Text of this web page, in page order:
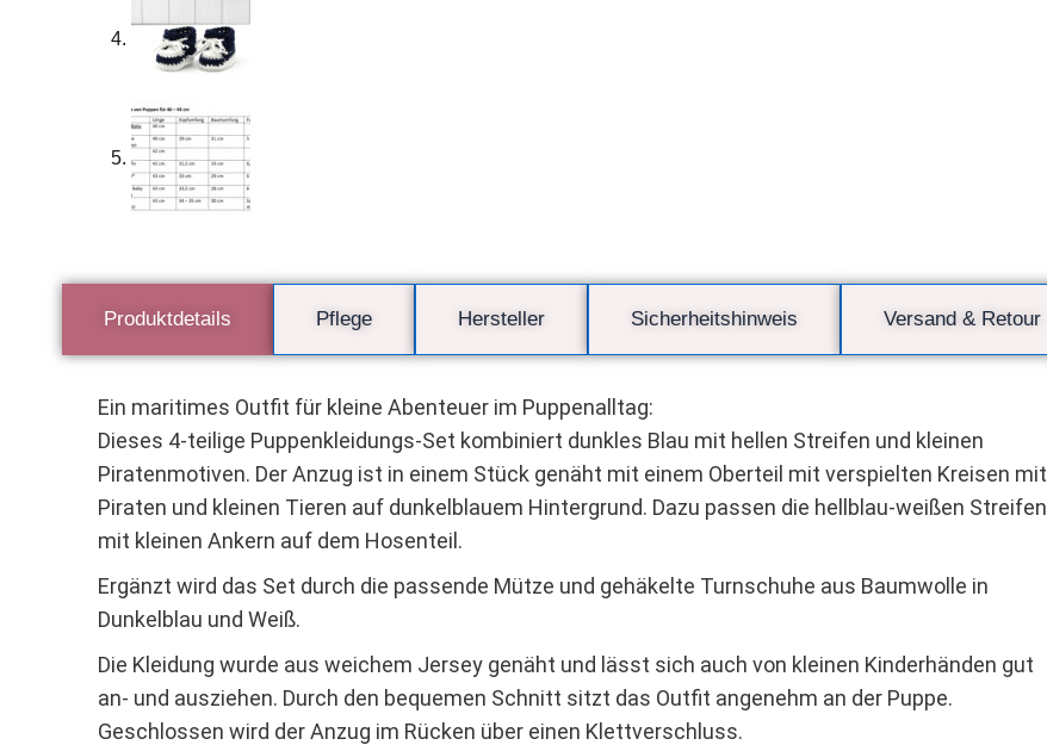
Produktdetails Pflege Hersteller Sicherheitshinweis Versand & Retour
Ein maritimes Outfit für kleine Abenteuer im Puppenalltag:
Dieses 4-teilige Puppenkleidungs-Set kombiniert dunkles Blau mit hellen Streifen und kleinen
Piratenmotiven. Der Anzug ist in einem Stück genäht mit einem Oberteil mit verspielten Kreisen mit
Piraten und kleinen Tieren auf dunkelblauem Hintergrund. Dazu passen die hellblau-weißen Streifen
mit kleinen Ankern auf dem Hosenteil.
Ergänzt wird das Set durch die passende Mütze und gehäkelte Turnschuhe aus Baumwolle in
Dunkelblau und Weiß.
Die Kleidung wurde aus weichem Jersey genäht und lässt sich auch von kleinen Kinderhänden gut
an- und ausziehen. Durch den bequemen Schnitt sitzt das Outfit angenehm an der Puppe.
Geschlossen wird der Anzug im Rücken über einen Klettverschluss.